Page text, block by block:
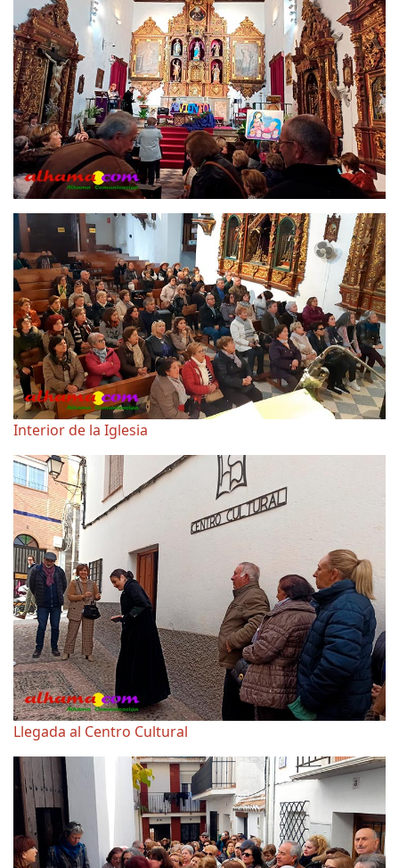
Interior de la Iglesia
Llegada al Centro Cultural